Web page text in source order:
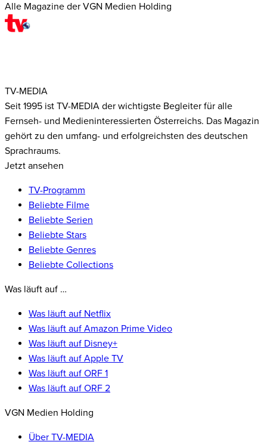
Alle Magazine der VGN Medien Holding
TV-MEDIA
Seit 1995 ist TV-MEDIA der wichtigste Begleiter für alle
Fernseh- und Medieninteressierten Österreichs. Das Magazin
gehört zu den umfang- und erfolgreichsten des deutschen
Sprachraums.
Jetzt ansehen
TV-Programm
Beliebte Filme
Beliebte Serien
Beliebte Stars
Beliebte Genres
Beliebte Collections
Was läuft auf …
Was läuft auf Netflix
Was läuft auf Amazon Prime Video
Was läuft auf Disney+
Was läuft auf Apple TV
Was läuft auf ORF 1
Was läuft auf ORF 2
VGN Medien Holding
Über TV-MEDIA